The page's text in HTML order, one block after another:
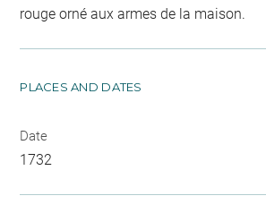
rouge orné aux armes de la maison.
PLACES AND DATES
Date
1732